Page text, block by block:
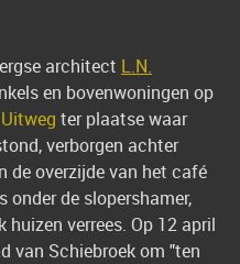
architect L.N.
en bovenwoningen op
ter plaatse waar
verborgen achter
de overzijde van het café
onder de slopershamer,
verrees. Op 12 april
van Schiebroek om "ten